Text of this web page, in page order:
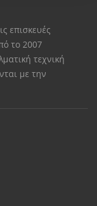
επισκευές
το 2007
τεχνική
με την